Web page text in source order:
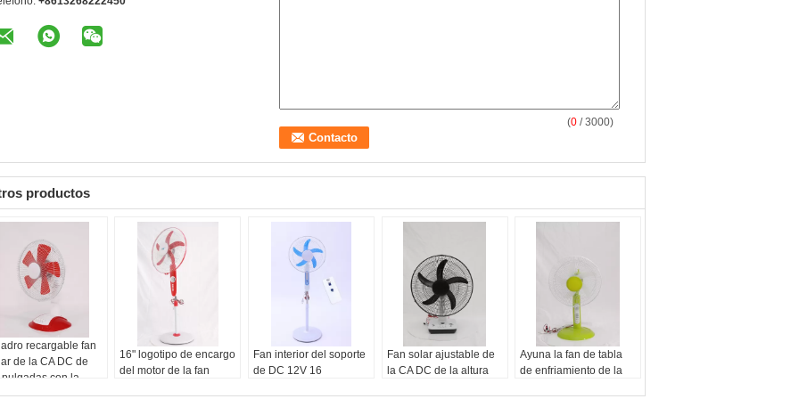
(0 / 3000)
productos
recargable fan
de la CA DC de
pulgadas con la
16" logotipo de encargo
del motor de la fan
Fan interior del soporte
de DC 12V 16
Fan solar ajustable de
la CA DC de la altura
Ayuna la fan de tabla
de enfriamiento de la